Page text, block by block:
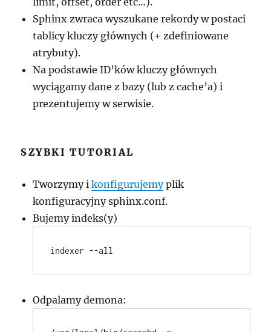
Sphinx zwraca wyszukane rekordy w postaci
tablicy kluczy głównych (+ zdefiniowane
atrybuty).
Na podstawie ID’ków kluczy głównych
wyciągamy dane z bazy (lub z cache’a) i
prezentujemy w serwisie.
SZYBKI TUTORIAL
Tworzymy ikonfigurujemyplik
konfiguracyjny sphinx.conf.
Bujemy indeks(y)
Odpalamy demona: